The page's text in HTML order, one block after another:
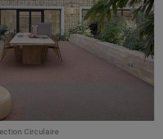
Circulaire